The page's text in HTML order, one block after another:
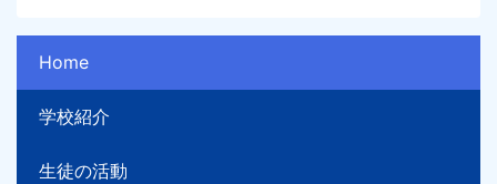
Home
学校紹介
生徒の活動